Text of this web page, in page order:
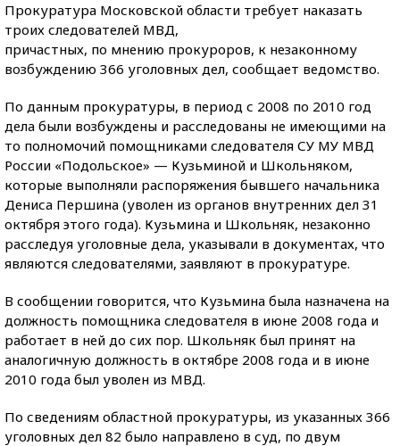
Прокуратура Московской области требует наказать
троих следователей МВД,
причастных, по мнению прокуроров, к незаконному
возбуждению 366 уголовных дел, сообщает ведомство.
По данным прокуратуры, в период с 2008 по 2010 год
дела были возбуждены и расследованы не имеющими на
то полномочий помощниками следователя СУ МУ МВД
России «Подольское» — Кузьминой и Школьняком,
которые выполняли распоряжения бывшего начальника
Дениса Першина (уволен из органов внутренних дел 31
октября этого года). Кузьмина и Школьняк, незаконно
расследуя уголовные дела, указывали в документах, что
являются следователями, заявляют в прокуратуре.
В сообщении говорится, что Кузьмина была назначена на
должность помощника следователя в июне 2008 года и
работает в ней до сих пор. Школьняк был принят на
аналогичную должность в октябре 2008 года и в июне
2010 года был уволен из МВД.
По сведениям областной прокуратуры, из указанных 366
уголовных дел 82 было направлено в суд, по двум